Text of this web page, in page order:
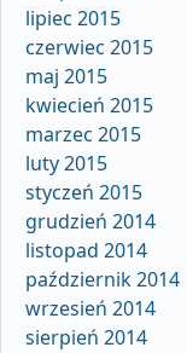
lipiec 2015
czerwiec 2015
maj 2015
kwiecień 2015
marzec 2015
luty 2015
styczeń 2015
grudzień 2014
listopad 2014
październik 2014
wrzesień 2014
sierpień 2014